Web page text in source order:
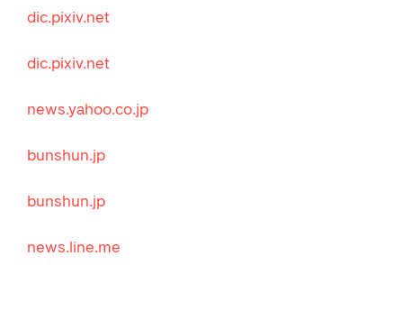
dic.pixiv.net
dic.pixiv.net
news.yahoo.co.jp
bunshun.jp
bunshun.jp
news.line.me